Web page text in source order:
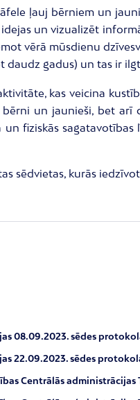
ļauj bērniem un
un vizualizēt
vērā mūsdienu
gadus) un tas ir
aktivitāte, kas veicina
un jaunieši, bet arī
fiziskās sagatavotības
sēdvietas, kurās
08.09.2023. sēdes
22.09.2023. sēdes
Centrālās